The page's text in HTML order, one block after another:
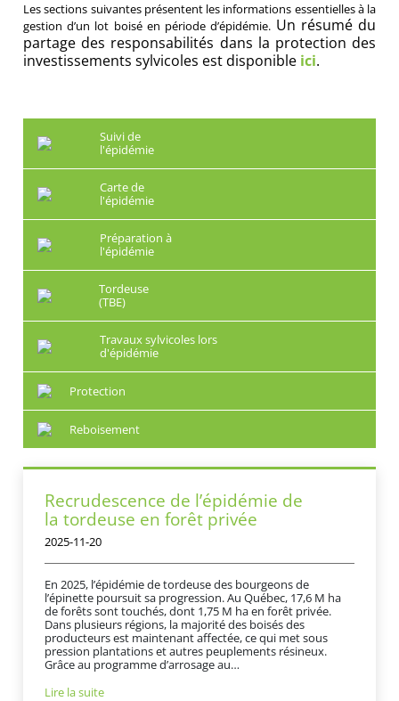
Les sections suivantes présentent les informations essentielles à la
gestion d’un lot boisé en période d’épidémie. Un résumé du
partage des responsabilités dans la protection des
investissements sylvicoles est disponible ici.
Suivi de
l'épidémie
Carte de
l'épidémie
Préparation à
l'épidémie
Tordeuse
(TBE)
Travaux sylvicoles lors
d'épidémie
Protection
Reboisement
Recrudescence de l’épidémie de
la tordeuse en forêt privée
2025-11-20
En 2025, l’épidémie de tordeuse des bourgeons de
l’épinette poursuit sa progression. Au Québec, 17,6 M ha
de forêts sont touchés, dont 1,75 M ha en forêt privée.
Dans plusieurs régions, la majorité des boisés des
producteurs est maintenant affectée, ce qui met sous
pression plantations et autres peuplements résineux.
Grâce au programme d’arrosage au…
Lire la suite